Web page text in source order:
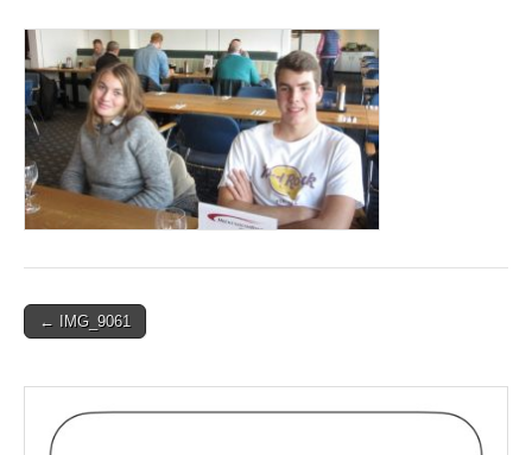
Post← IMG_9061